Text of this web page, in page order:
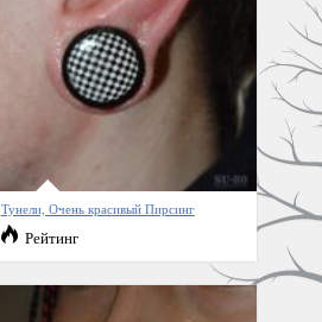
Тунели, Очень красивый Пирсинг
Рейтинг